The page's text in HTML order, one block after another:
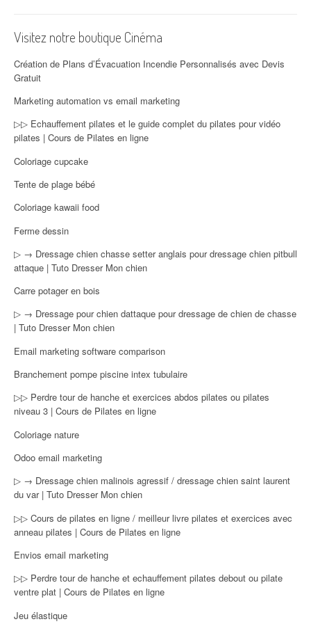
Visitez notre boutique Cinéma
Création de Plans d’Évacuation Incendie Personnalisés avec Devis
Gratuit
Marketing automation vs email marketing
▷▷ Echauffement pilates et le guide complet du pilates pour vidéo
pilates | Cours de Pilates en ligne
Coloriage cupcake
Tente de plage bébé
Coloriage kawaii food
Ferme dessin
▷ → Dressage chien chasse setter anglais pour dressage chien pitbull
attaque | Tuto Dresser Mon chien
Carre potager en bois
▷ → Dressage pour chien dattaque pour dressage de chien de chasse
| Tuto Dresser Mon chien
Email marketing software comparison
Branchement pompe piscine intex tubulaire
▷▷ Perdre tour de hanche et exercices abdos pilates ou pilates
niveau 3 | Cours de Pilates en ligne
Coloriage nature
Odoo email marketing
▷ → Dressage chien malinois agressif / dressage chien saint laurent
du var | Tuto Dresser Mon chien
▷▷ Cours de pilates en ligne / meilleur livre pilates et exercices avec
anneau pilates | Cours de Pilates en ligne
Envios email marketing
▷▷ Perdre tour de hanche et echauffement pilates debout ou pilate
ventre plat | Cours de Pilates en ligne
Jeu élastique